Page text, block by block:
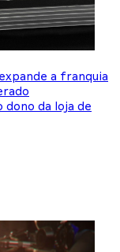
a franquia
dono da loja de